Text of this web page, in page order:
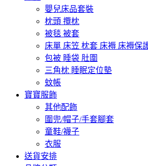
嬰兒床品套裝
枕頭 攬枕
被毯 被套
床單 床笠 枕套 床褥 床褥保
包被 睡袋 肚圍
三角枕 睡眠定位墊
蚊帳
寶寶服飾
其他配飾
圍兜/帽子/手套腳套
童鞋/襪子
衣服
送貨安排